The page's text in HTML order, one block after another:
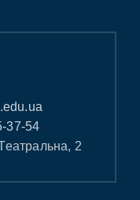
37-54
2